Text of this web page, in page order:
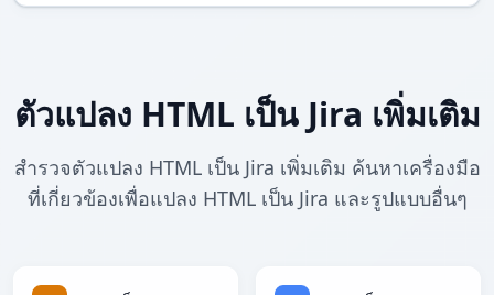
ตัวแปลง HTML เป็น Jira เพิ่มเติม
สำรวจตัวแปลง HTML เป็น Jira เพิ่มเติม ค้นหาเครื่องมือ
ที่เกี่ยวข้องเพื่อแปลง HTML เป็น Jira และรูปแบบอื่นๆ